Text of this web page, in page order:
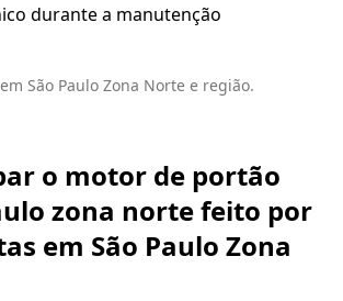
durante a manutenção
São Paulo Zona Norte e região.
o motor de portão
zona norte feito por
em São Paulo Zona